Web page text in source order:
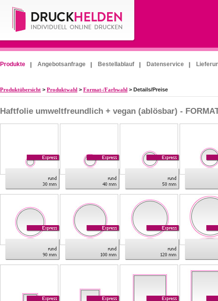
Produkte Angebotsanfrage Bestellablauf Datenservice
Produktübersicht > Produktwahl > Format-/Farbwahl > Details/Preise
Haftfolie umweltfreundlich + vegan (ablösbar) -